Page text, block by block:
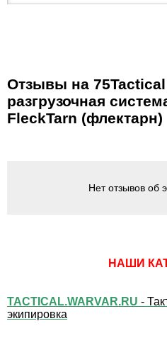
Отзывы на
разгрузочная
FleckTarn (флектарн)
Нет отзывов об
НАШИ
TACTICAL.WARVAR.RU -
экипировка